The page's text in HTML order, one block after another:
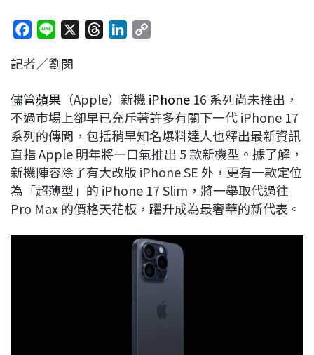
c
b
o
o
k
n
a
d
s
e
d
I
n
L
i
n
k
記者／劉閔
儘管蘋果 （Apple）新機 iPhone 16 系列尚未推出，
不過市場上卻早已充斥著許多有關下一代 iPhone 17
系列的傳聞，包括稍早知名爆料達人也釋出最新資訊
直指 Apple 明年將一口氣推出 5 款新機型。據了解，
新機陣容除了有大改版 iPhone SE 外，更有一款定位
為「超薄型」的 iPhone 17 Slim，將一舉取代過往
Pro Max 的價格天花板，躍升成為最奢華的新代表。